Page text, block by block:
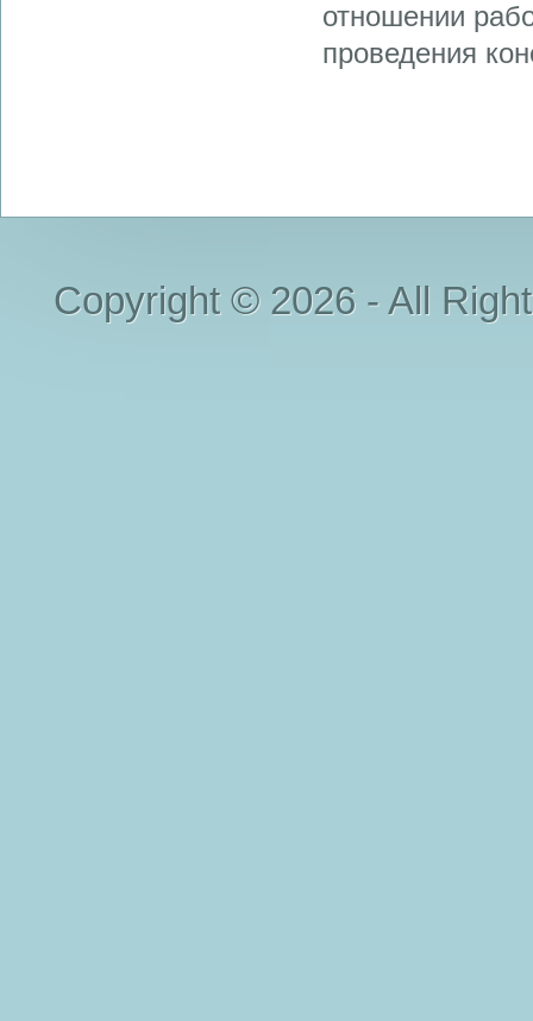
отношении
проведения
Copyright © 2026 - All